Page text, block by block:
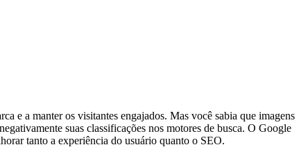
e a manter os visitantes engajados. Mas você sabia que imagens
suas classificações nos motores de busca. O Google
tanto a experiência do usuário quanto o SEO.